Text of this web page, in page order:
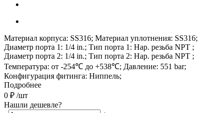
Материал корпуса: SS316; Материал уплотнения: SS316;
Диаметр порта 1: 1/4 in.; Тип порта 1: Нар. резьба NPT ;
Диаметр порта 2: 1/4 in.; Тип порта 2: Нар. резьба NPT ;
Температура: от -254℃ до +538℃; Давление: 551 bar;
Конфигурация фитинга: Ниппель;
Подробнее
0 ₽ /шт
Нашли дешевле?